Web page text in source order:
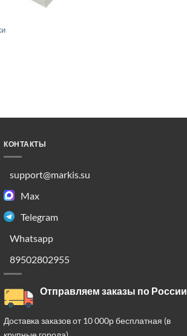
КОНТАКТЫ
support@markis.su
Max
Telegram
Whatsapp
89502802955
Отправляем заказы по России
Доставка заказов от 10 000р бесплатная (в